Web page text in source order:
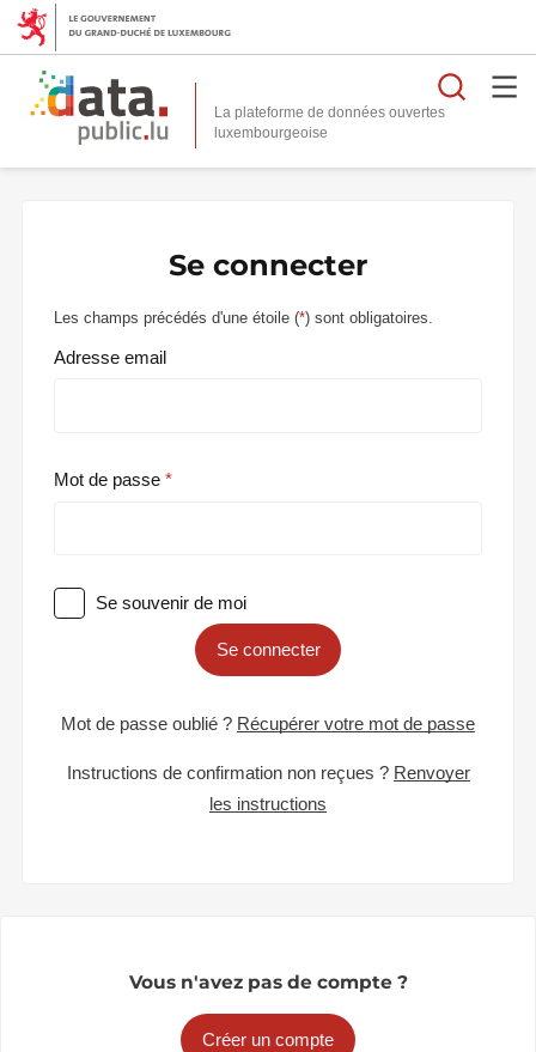
La plateforme de données ouvertes
Se connecter
Les champs précédés d'une étoile (*) sont obligatoires.
Adresse email
Mot de passe
Se souvenir de moi
Se connecter
Mot de passe oublié ? Récupérer votre mot de passe
Instructions de confirmation non reçues ? Renvoyer
les instructions
Vous n'avez pas de compte ?
Créer un compte